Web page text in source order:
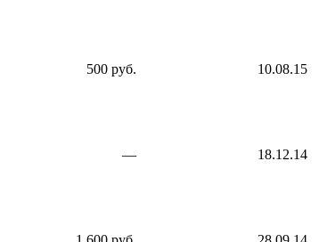
500 руб. 10.08.15
— 18.12.14